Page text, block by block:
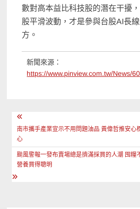
數對高本益比科技股的潛在干擾
股平滑波動，才是參與台股AI長
方。
新聞來源：
https://www.pinview.com.tw/News/
文
章
導
覽
南市攜手產業宣示不用問題油品 黃偉哲推安心
心
颱風警報一發布賣場總是擠滿採買的人潮 囤糧
營養買得聰明